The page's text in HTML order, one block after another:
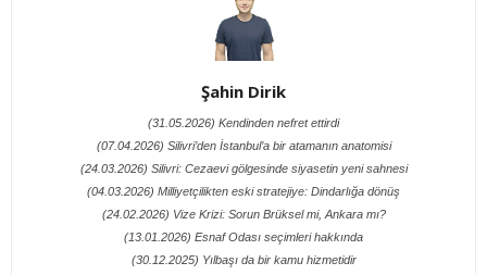
Şahin Dirik
(31.05.2026) Kendinden nefret ettirdi
(07.04.2026) Silivri’den İstanbul’a bir atamanın anatomisi
(24.03.2026) Silivri: Cezaevi gölgesinde siyasetin yeni sahnesi
(04.03.2026) Milliyetçilikten eski stratejiye: Dindarlığa dönüş
(24.02.2026) Vize Krizi: Sorun Brüksel mi, Ankara mı?
(13.01.2026) Esnaf Odası seçimleri hakkında
(30.12.2025) Yılbaşı da bir kamu hizmetidir